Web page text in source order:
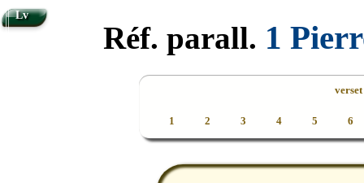
Réf. parall. 1
verset
1 2 3 4 5 6
Lv